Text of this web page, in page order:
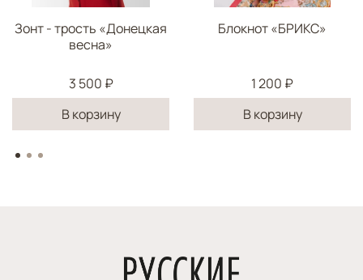
Зонт - трость «Донецкая
весна»
3 500 ₽
В корзину
Блокнот «БРИКС»
1 200 ₽
В корзину